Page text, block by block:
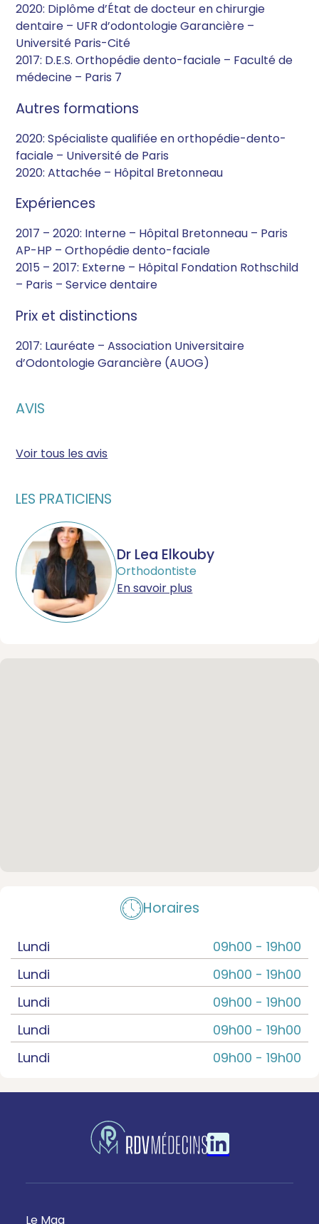
2020: Diplôme d’État de docteur en chirurgie
dentaire – UFR d’odontologie Garancière –
Université Paris-Cité
2017: D.E.S. Orthopédie dento-faciale – Faculté de
médecine – Paris 7
Autres formations
2020: Spécialiste qualifiée en orthopédie-dento-
faciale – Université de Paris
2020: Attachée – Hôpital Bretonneau
Expériences
2017 – 2020: Interne – Hôpital Bretonneau – Paris
AP-HP – Orthopédie dento-faciale
2015 – 2017: Externe – Hôpital Fondation Rothschild
– Paris – Service dentaire
Prix et distinctions
2017: Lauréate – Association Universitaire
d’Odontologie Garancière (AUOG)
AVIS
Voir tous les avis
LES PRATICIENS
Dr Lea Elkouby
Orthodontiste
En savoir plus
Horaires
Lundi 09h00 - 19h00
Lundi
09h00 - 19h00
Lundi
09h00 - 19h00
Lundi
09h00 - 19h00
Lundi
09h00 - 19h00
Le Mag